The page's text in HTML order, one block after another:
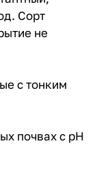
Сорт
не
с тонким
почвах с рН